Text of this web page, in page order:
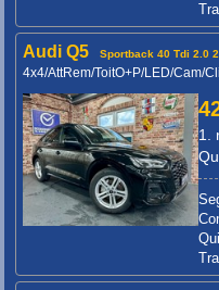
Audi Q5 Sportback 40 Tdi 2.0
4x4/AttRem/ToitO+P/LED/Cam/
1.